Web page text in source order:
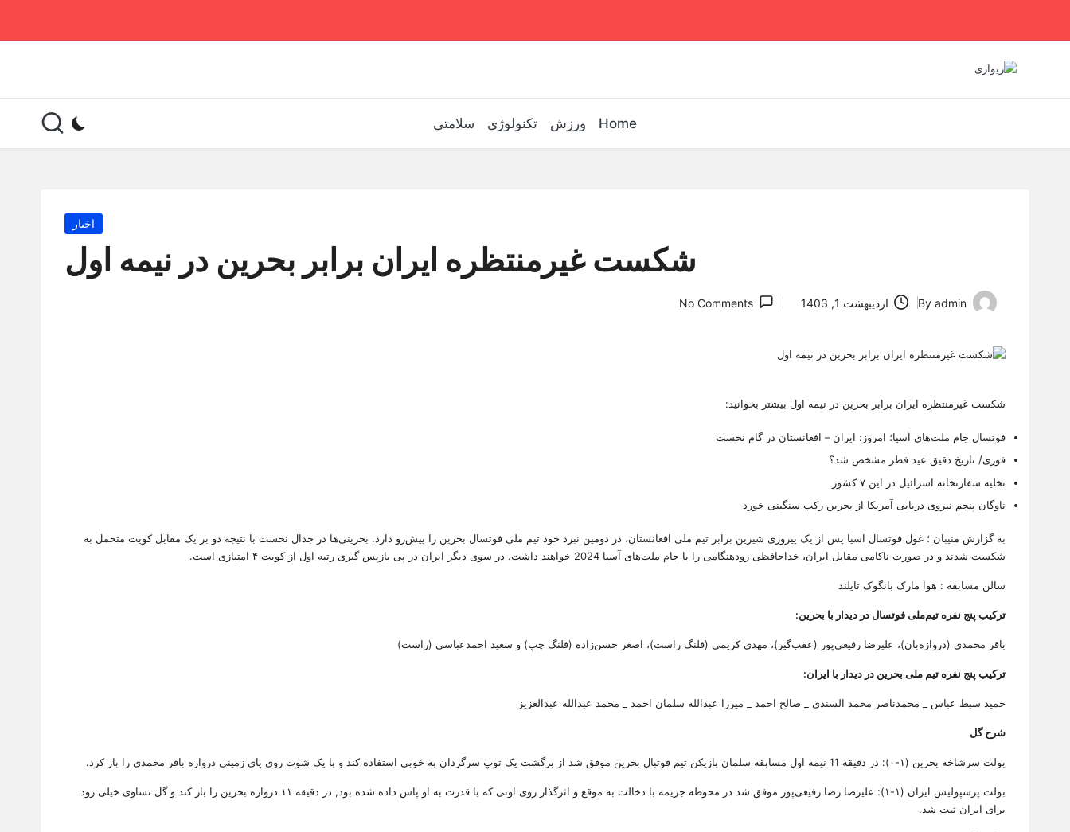
Skip
Home ورزش تکنولوژی سلامتی
Posted
اخبار
شکست غیرمنتظره ایران برابر بحرین در نیمه اول
Posted
By admin اردیبهشت 1, 1403 No Comments
شکست غیرمنتظره ایران برابر بحرین در نیمه اول بیشتر بخوانید:
فوتسال جام ملت‌های آسیا؛ امروز: ایران – افغانستان در گام نخست
فوری/ تاریخ دقیق عید فطر مشخص شد؟
تخلیه سفارتخانه اسرائیل در این ۷ کشور
ناوگان پنجم نیروی دریایی آمریکا از بحرین رکب سنگینی خورد
به گزارش منیبان ؛ غول فوتسال آسیا پس از یک پیروزی شیرین برابر تیم ملی افغانستان، در دومین نبرد خود تیم ملی فوتسال بحرین را پیش‌رو دارد. بحرینی‌ها در جدال نخست با نتیجه دو بر یک مقابل کویت متحمل به
شکست شدند و در صورت ناکامی مقابل ایران، خداحافظی زودهنگامی را با جام ملت‌های آسیا 2024 خواهند داشت. در سوی دیگر ایران در پی بازپس گیری رتبه اول از کویت ۴ امتیازی است.
سالن مسابقه : هوآ مارک بانگوک تایلند
ترکیب پنج نفره تیم‌ملی فوتسال در دیدار با بحرین:
باقر محمدى (دروازه‌بان)، علیرضا رفیعی‌پور (عقب‌گیر)، مهدى کریمى (فلنگ راست)، اصغر حسن‌زاده (فلنگ چپ) و سعید احمدعباسی (راست)
ترکیب پنج نفره تیم ملی بحرین در دیدار با ایران:
حمید سبط عباس _ محمدناصر محمد السندی _ صالح احمد _ میرزا عبدالله سلمان احمد _ محمد عبدالله عبدالعزیز
شرح گل
بولت سرشاخه بحرین (۱-۰): در دقیقه 11 نیمه اول مسابقه سلمان بازیکن تیم فوتبال بحرین موفق شد از برگشت یک توپ سرگردان به خوبی استفاده کند و با یک شوت روی پای زمینی دروازه باقر محمدی را باز کرد.
بولت پرسپولیس ایران (۱-۱): علیرضا رضا رفیعی‌پور موفق شد در محوطه جریمه با دخالت به موقع و اثرگذار روی اوتی که با قدرت به او پاس داده شده بود, در دقیقه ۱۱ دروازه بحرین را باز کند و گل تساوی خیلی زود
برای ایران ثبت شد.